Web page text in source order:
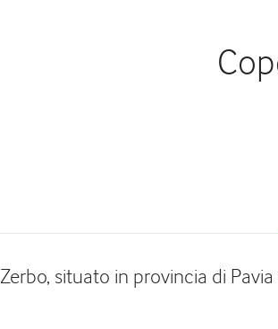
Zerbo, situato in provincia di